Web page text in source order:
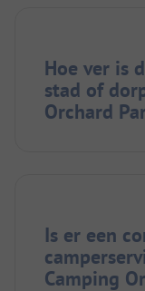
Hoe ver is
stad of
Orchard
Is er een
Camping